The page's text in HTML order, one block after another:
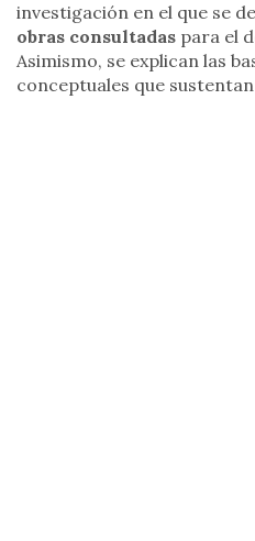
investigación en el que se
obras consultadas para el
Asimismo, se explican las
conceptuales que